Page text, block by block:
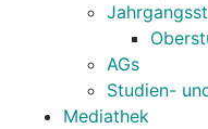
AGs
Studien-
Mediathek